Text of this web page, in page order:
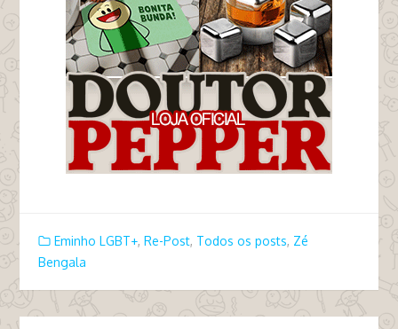
Eminho LGBT+, Re-Post, Todos os posts, Zé
Bengala